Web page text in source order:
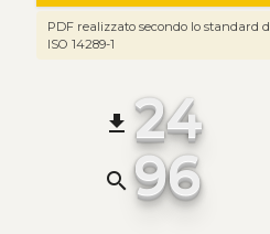
PDF realizzato secondo lo standard
ISO 14289-1
file_download 24
search 96